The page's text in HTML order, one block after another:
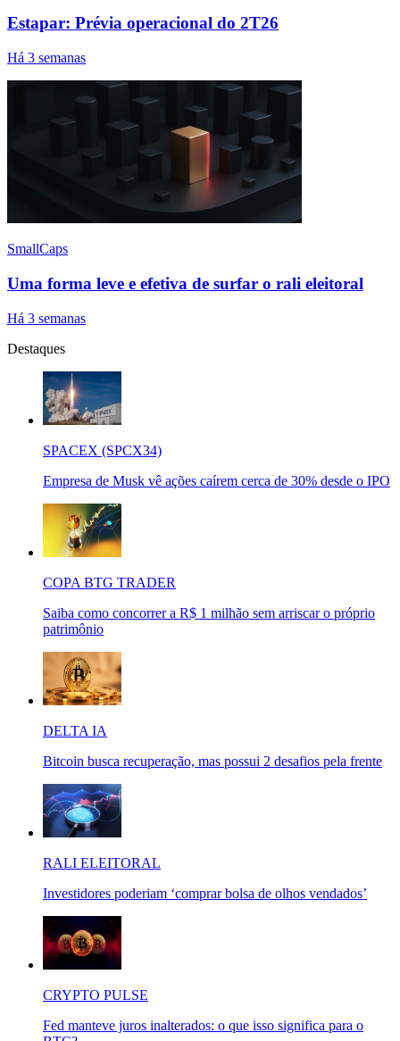
Estapar: Prévia operacional do 2T26
Há 3 semanas
SmallCaps
Uma forma leve e efetiva de surfar o rali eleitoral
Há 3 semanas
Destaques
SPACEX (SPCX34)
Empresa de Musk vê ações caírem cerca de 30% desde o IPO
COPA BTG TRADER
Saiba como concorrer a R$ 1 milhão sem arriscar o próprio
patrimônio
DELTA IA
Bitcoin busca recuperação, mas possui 2 desafios pela frente
RALI ELEITORAL
Investidores poderiam ‘comprar bolsa de olhos vendados’
CRYPTO PULSE
Fed manteve juros inalterados: o que isso significa para o